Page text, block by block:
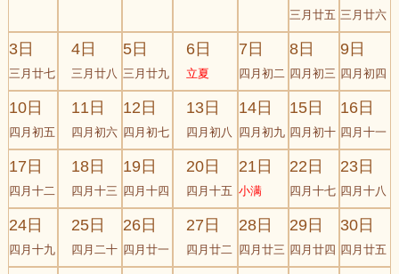
三月廿五 三月廿六
3日
三月廿七
4日
三月廿八
5日
三月廿九
6日
立夏
7日
四月初二
8日
四月初三
9日
四月初四
10日
四月初五
11日
四月初六
12日
四月初七
13日
四月初八
14日
四月初九
15日
四月初十
16日
四月十一
17日
四月十二
18日
四月十三
19日
四月十四
20日
四月十五
21日
小满
22日
四月十七
23日
四月十八
24日
四月十九
25日
四月二十
26日
四月廿一
27日
四月廿二
28日
四月廿三
29日
四月廿四
30日
四月廿五